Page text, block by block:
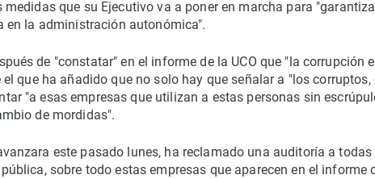
que su Ejecutivo va a poner en marcha para
en la administración autonómica".
de "constatar" en el informe de la UCO que "la corrupción
que ha añadido que no solo hay que señalar a "los corruptos,
"a esas empresas que utilizan a estas personas sin
de mordidas".
este pasado lunes, ha reclamado una auditoría a
sobre todo estas empresas que aparecen en el informe